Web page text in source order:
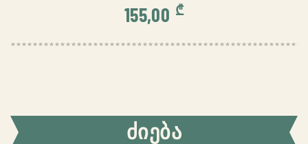
ᲫᲘᲔᲑᲐ
155,00 ₾